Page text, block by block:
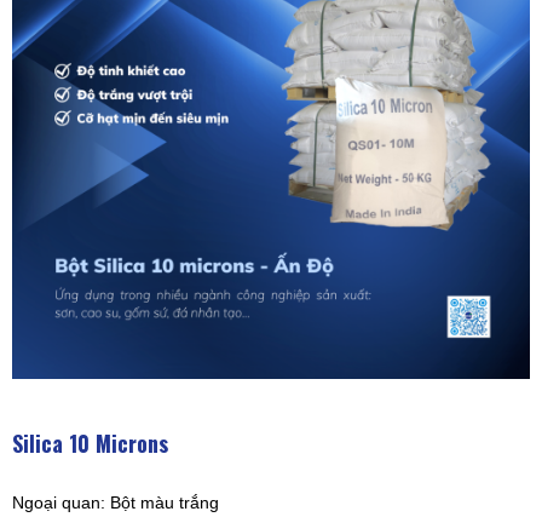
Silica 10 Microns
Ngoại quan: Bột màu trắng